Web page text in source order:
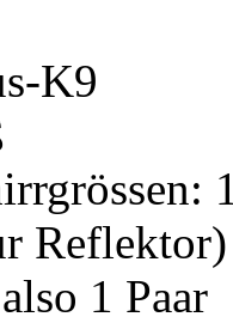
K9
Reflektor)
1 Paar